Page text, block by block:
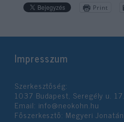
Print
Impresszum
Szerkesztőség:
1037 Budapest, Seregély u. 17.
Email: info@neokohn.hu
Főszerkesztő: Megyeri Jonatán